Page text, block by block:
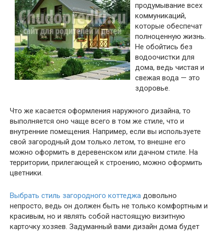
продумывание всех
коммуникаций,
которые обеспечат
полноценную жизнь.
Не обойтись без
водоочистки для
дома, ведь чистая и
свежая вода — это
здоровье.
Что же касается оформления наружного дизайна, то
выполняется оно чаще всего в том же стиле, что и
внутренние помещения. Например, если вы используете
свой загородный дом только летом, то внешне его
можно оформить в деревенском или дачном стиле. На
территории, прилегающей к строению, можно оформить
цветники.
Выбрать стиль загородного коттеджа довольно
непросто, ведь он должен быть не только комфортным и
красивым, но и являть собой настоящую визитную
карточку хозяев. Задуманный вами дизайн дома будет